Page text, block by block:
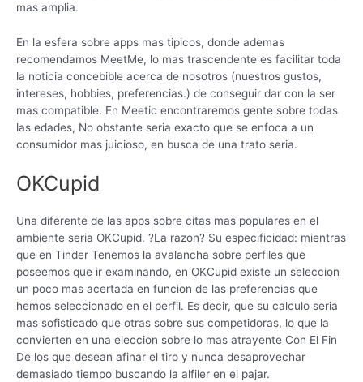
mas amplia.
En la esfera sobre apps mas ti­picos, donde ademas
recomendamos MeetMe, lo mas trascendente es facilitar toda
la noticia concebible acerca de nosotros (nuestros gustos,
intereses, hobbies, preferencias.) de conseguir dar con la ser
mas compatible. En Meetic encontraremos gente sobre todas
las edades, No obstante seri­a exacto que se enfoca a un
consumidor mas juicioso, en busca de una trato seria.
OKCupid
Una diferente de las apps sobre citas mas populares en el
ambiente seri­a OKCupid. ?La razon? Su especificidad: mientras
que en Tinder Tenemos la avalancha sobre perfiles que
poseemos que ir examinando, en OKCupid existe un seleccion
un poco mas acertada en funcion de las preferencias que
hemos seleccionado en el perfil. Es decir, que su calculo seri­a
mas sofisticado que otras sobre sus competidoras, lo que la
convierten en una eleccion sobre lo mas atrayente Con El Fin
De los que desean afinar el tiro y nunca desaprovechar
demasiado tiempo buscando la alfiler en el pajar.